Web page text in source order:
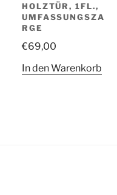
HOLZTÜR, 1FL.,
UMFASSUNGSZA
RGE
€69,00
In den Warenkorb